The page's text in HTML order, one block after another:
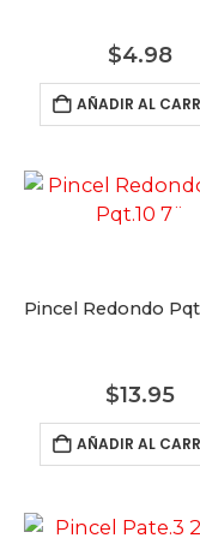
$4.98
AÑADIR AL
Pincel Redondo
$13.95
AÑADIR AL